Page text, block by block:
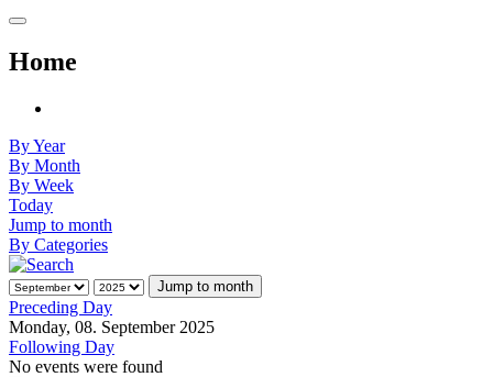
Home
By Year
By Month
By Week
Today
Jump to month
By Categories
Jump to month
Preceding Day
Monday, 08. September 2025
Following Day
No events were found